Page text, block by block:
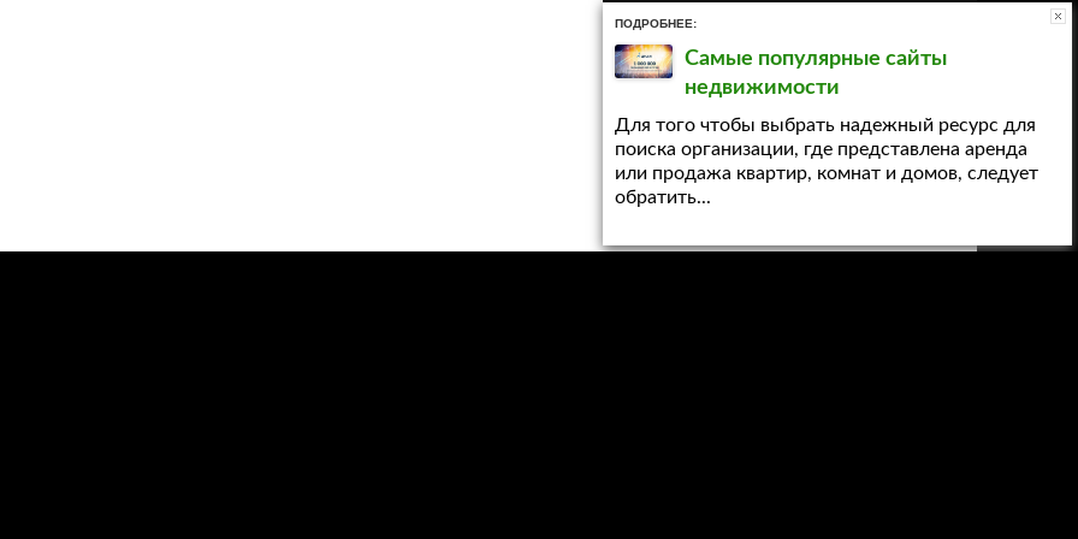
ПОДРОБНЕЕ:
Самые популярные сайты
недвижимости
Для того чтобы выбрать надежный ресурс для
поиска организации, где представлена аренда
или продажа квартир, комнат и домов, следует
обратить...